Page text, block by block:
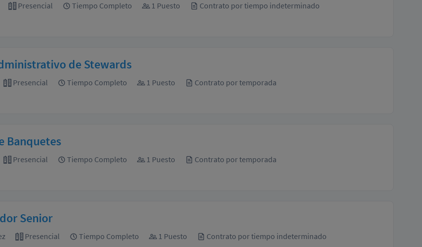
Presencial Tiempo Completo 1 Puesto Contrato por tiempo indeterminado
de Stewards
Presencial Tiempo Completo 1 Puesto Contrato por temporada
Banquetes
Presencial Tiempo Completo 1 Puesto Contrato por temporada
Senior
Presencial Tiempo Completo 1 Puesto Contrato por tiempo indeterminado